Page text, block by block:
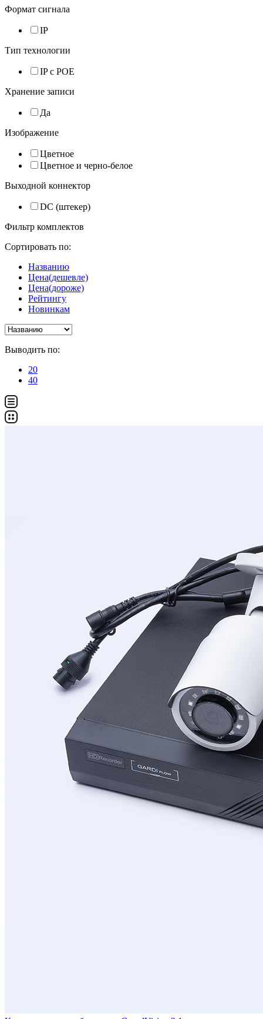
Формат сигнала
IP
Тип технологии
IP с POE
Хранение записи
Да
Изображение
Цветное
Цветное и черно-белое
Выходной коннектор
DC (штекер)
Фильтр комплектов
Сортировать по:
Названию
Цена(дешевле)
Цена(дороже)
Рейтингу
Новинкам
Выводить по:
20
40